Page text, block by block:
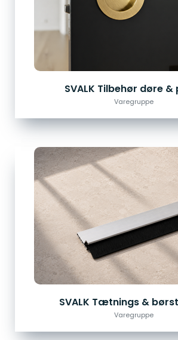
SVALK Tilbehør døre
Varegruppe
SVALK Tætnings &
Varegruppe